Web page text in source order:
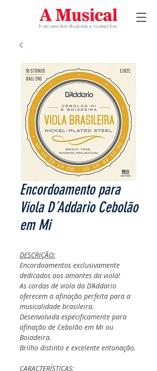
Encordoamento para
Viola D´Addario Cebolão
em Mi
DESCRIÇÃO:
Encordoamentos exclusivamente
dedicados aos amantes da viola!
As cordas de viola da D’Addario
oferecem a afinação perfeita para a
musicalidade brasileira.
Desenvolvida especificamente para
afinação de Cebolão em Mi ou
Boiadeira.
Brilho distinto e excelente entonação.
CARACTERÍSTICAS: